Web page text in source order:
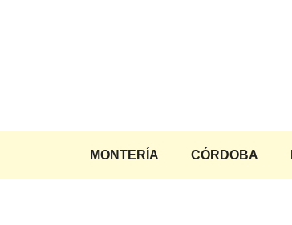
MONTERÍA CÓRDOBA